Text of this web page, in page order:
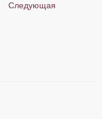
Следующая